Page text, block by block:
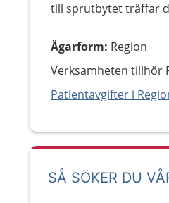
till sprutbytet träffar
Ägarform: Region
Verksamheten tillhör
Patientavgifter i
SÅ SÖKER DU